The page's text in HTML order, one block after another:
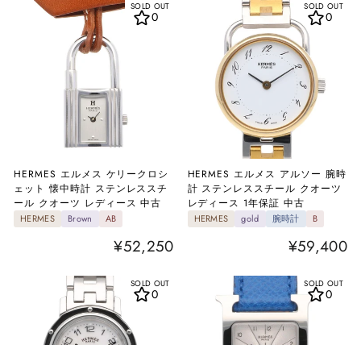
SOLD OUT
HERMES エルメス ケリークロシ
ェット 懐中時計 ステンレススチ
ール クオーツ レディース 中古
HERMES Brown AB
¥52,250
0
SOLD OUT
HERMES エルメス アルソー 腕時
計 ステンレススチール クオーツ
レディース 1年保証 中古
HERMES gold 腕時計 B
¥59,400
0
SOLD OUT
0
SOLD OUT
0